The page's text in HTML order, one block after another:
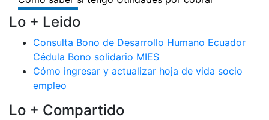
Lo + Leido
Consulta Bono de Desarrollo Humano Ecuador
Cédula Bono solidario MIES
Cómo ingresar y actualizar hoja de vida socio
empleo
Lo + Compartido